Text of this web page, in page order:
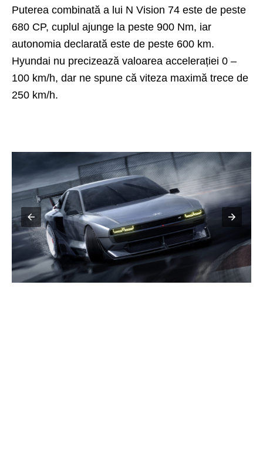
Puterea combinată a lui N Vision 74 este de peste
680 CP, cuplul ajunge la peste 900 Nm, iar
autonomia declarată este de peste 600 km.
Hyundai nu precizează valoarea accelerației 0 –
100 km/h, dar ne spune că viteza maximă trece de
250 km/h.